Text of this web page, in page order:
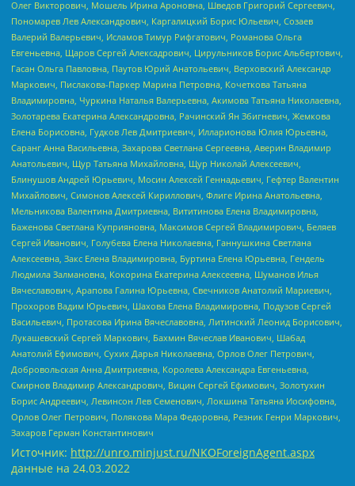
Олег Викторович, Мошель Ирина Ароновна, Шведов Григорий Сергеевич,
Пономарев Лев Александрович, Каргалицкий Борис Юльевич, Созаев
Валерий Валерьевич, Исламов Тимур Рифгатович, Романова Ольга
Евгеньевна, Щаров Сергей Алексадрович, Цирульников Борис Альбертович,
Гасан Ольга Павловна, Паутов Юрий Анатольевич, Верховский Александр
Маркович, Пислакова-Паркер Марина Петровна, Кочеткова Татьяна
Владимировна, Чуркина Наталья Валерьевна, Акимова Татьяна Николаевна,
Золотарева Екатерина Александровна, Рачинский Ян Збигневич, Жемкова
Елена Борисовна, Гудков Лев Дмитриевич, Илларионова Юлия Юрьевна,
Саранг Анна Васильевна, Захарова Светлана Сергеевна, Аверин Владимир
Анатольевич, Щур Татьяна Михайловна, Щур Николай Алексеевич,
Блинушов Андрей Юрьевич, Мосин Алексей Геннадьевич, Гефтер Валентин
Михайлович, Симонов Алексей Кириллович, Флиге Ирина Анатольевна,
Мельникова Валентина Дмитриевна, Вититинова Елена Владимировна,
Баженова Светлана Куприяновна, Максимов Сергей Владимирович, Беляев
Сергей Иванович, Голубева Елена Николаевна, Ганнушкина Светлана
Алексеевна, Закс Елена Владимировна, Буртина Елена Юрьевна, Гендель
Людмила Залмановна, Кокорина Екатерина Алексеевна, Шуманов Илья
Вячеславович, Арапова Галина Юрьевна, Свечников Анатолий Мариевич,
Прохоров Вадим Юрьевич, Шахова Елена Владимировна, Подузов Сергей
Васильевич, Протасова Ирина Вячеславовна, Литинский Леонид Борисович,
Лукашевский Сергей Маркович, Бахмин Вячеслав Иванович, Шабад
Анатолий Ефимович, Сухих Дарья Николаевна, Орлов Олег Петрович,
Добровольская Анна Дмитриевна, Королева Александра Евгеньевна,
Смирнов Владимир Александрович, Вицин Сергей Ефимович, Золотухин
Борис Андреевич, Левинсон Лев Семенович, Локшина Татьяна Иосифовна,
Орлов Олег Петрович, Полякова Мара Федоровна, Резник Генри Маркович,
Захаров Герман Константинович
Источник: http://unro.minjust.ru/NKOForeignAgent.aspx
данные на 24.03.2022